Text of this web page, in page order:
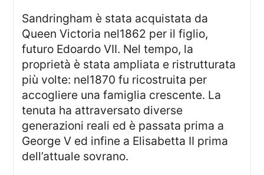
Sandringham è stata acquistata da
Queen Victoria nel1862 per il figlio,
futuro Edoardo VII. Nel tempo, la
proprietà è stata ampliata e ristrutturata
più volte: nel1870 fu ricostruita per
accogliere una famiglia crescente. La
tenuta ha attraversato diverse
generazioni reali ed è passata prima a
George V ed infine a Elisabetta II prima
dell’attuale sovrano.